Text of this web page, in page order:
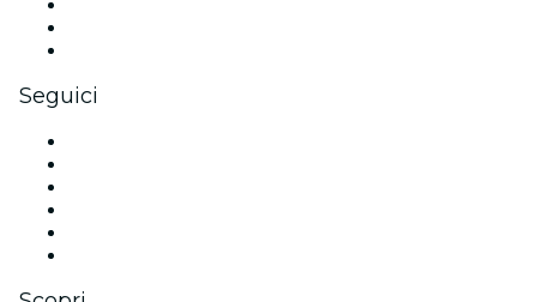
Seguici